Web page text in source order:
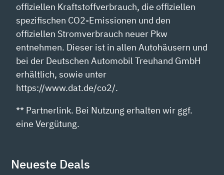
offiziellen Kraftstoffverbrauch, die offiziellen
spezifischen CO2-Emissionen und den
offiziellen Stromverbrauch neuer Pkw
entnehmen. Dieser ist in allen Autohäusern und
bei der Deutschen Automobil Treuhand GmbH
erhältlich, sowie unter
https://www.dat.de/co2/.
** Partnerlink. Bei Nutzung erhalten wir ggf.
eine Vergütung.
Neueste Deals